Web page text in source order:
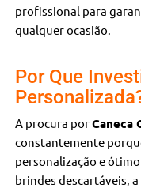
profissional para
qualquer ocasião.
Por Que
A procura porCaneca
constantemente
personalização e
brindes descartáveis,